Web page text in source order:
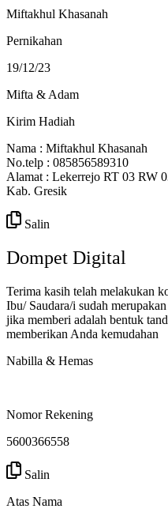
Miftakhul Khasanah
Pernikahan
19/12/23
Mifta & Adam
Kirim Hadiah
Nama : Miftakhul Khasanah
No.telp : 085856589310
Alamat : Lekerrejo RT 03 RW
Kab. Gresik
Salin
Dompet Digital
Terima kasih telah melakukan
Ibu/ Saudara/i sudah
jika memberi adalah bentuk
memberikan Anda kemudahan
Nabilla & Hemas
Nomor Rekening
5600366558
Salin
Atas Nama